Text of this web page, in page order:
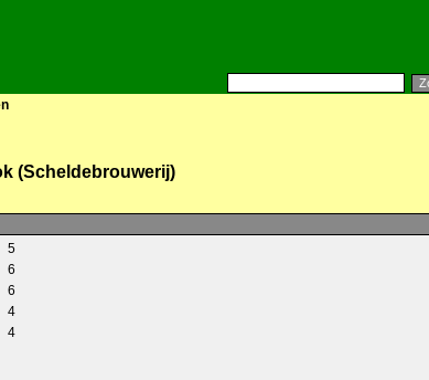
(Scheldebrouwerij)
5
6
6
4
4